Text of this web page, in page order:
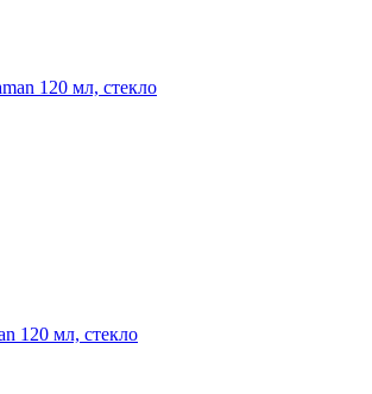
120 мл, стекло